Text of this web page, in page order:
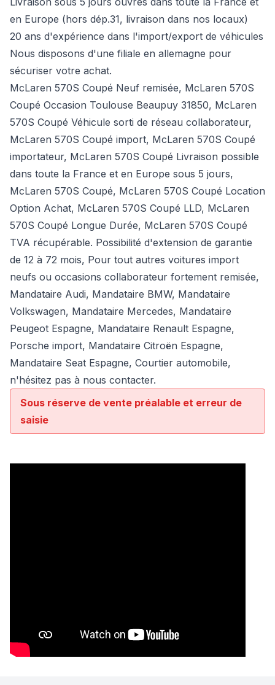
en Europe (hors dép.31, livraison dans nos locaux)
20 ans d'expérience dans l'import/export de véhicules
Nous disposons d'une filiale en allemagne pour
sécuriser votre achat.
McLaren 570S Coupé Neuf remisée, McLaren 570S
Coupé Occasion Toulouse Beaupuy 31850, McLaren
570S Coupé Véhicule sorti de réseau collaborateur,
McLaren 570S Coupé import, McLaren 570S Coupé
importateur, McLaren 570S Coupé Livraison possible
dans toute la France et en Europe sous 5 jours,
McLaren 570S Coupé, McLaren 570S Coupé Location
Option Achat, McLaren 570S Coupé LLD, McLaren
570S Coupé Longue Durée, McLaren 570S Coupé
TVA récupérable. Possibilité d'extension de garantie
de 12 à 72 mois, Pour tout autres voitures import
neufs ou occasions collaborateur fortement remisée,
Mandataire Audi, Mandataire BMW, Mandataire
Volkswagen, Mandataire Mercedes, Mandataire
Peugeot Espagne, Mandataire Renault Espagne,
Porsche import, Mandataire Citroën Espagne,
Mandataire Seat Espagne, Courtier automobile,
n'hésitez pas à nous contacter.
Sous réserve de vente préalable et erreur de
saisie